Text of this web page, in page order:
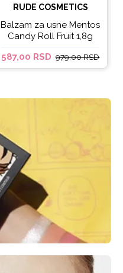
RUDE COSMETICS
Balzam za usne Mentos
Candy Roll Fruit 1,8g
587,00 RSD 979,00 RSD